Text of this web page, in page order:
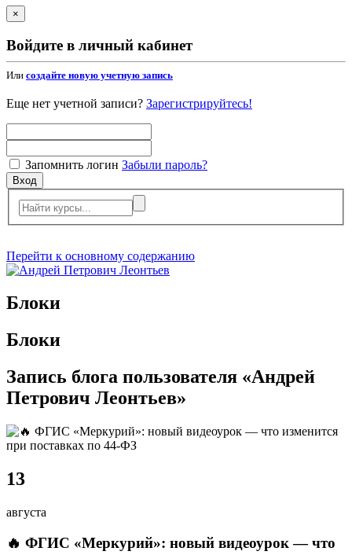
×
Войдите в личный кабинет
Или создайте новую учетную запись
Еще нет учетной записи? Зарегистрируйтесь!
Запомнить логин Забыли пароль?
Вход
Перейти к основному содержанию
Блоки
Блоки
Запись блога пользователя «Андрей
Петрович Леонтьев»
13
августа
🔥 ФГИС «Меркурий»: новый видеоурок — что